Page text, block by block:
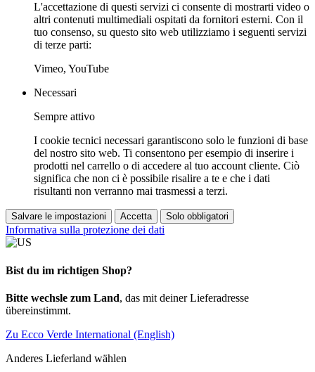
L'accettazione di questi servizi ci consente di mostrarti video o
altri contenuti multimediali ospitati da fornitori esterni. Con il
tuo consenso, su questo sito web utilizziamo i seguenti servizi
di terze parti:
Vimeo, YouTube
Necessari
Sempre attivo
I cookie tecnici necessari garantiscono solo le funzioni di base
del nostro sito web. Ti consentono per esempio di inserire i
prodotti nel carrello o di accedere al tuo account cliente. Ciò
significa che non ci è possibile risalire a te e che i dati
risultanti non verranno mai trasmessi a terzi.
Salvare le impostazioni Accetta Solo obbligatori
Informativa sulla protezione dei dati
Bist du im richtigen Shop?
Bitte wechsle zum Land, das mit deiner Lieferadresse
übereinstimmt.
Zu Ecco Verde International (English)
Anderes Lieferland wählen